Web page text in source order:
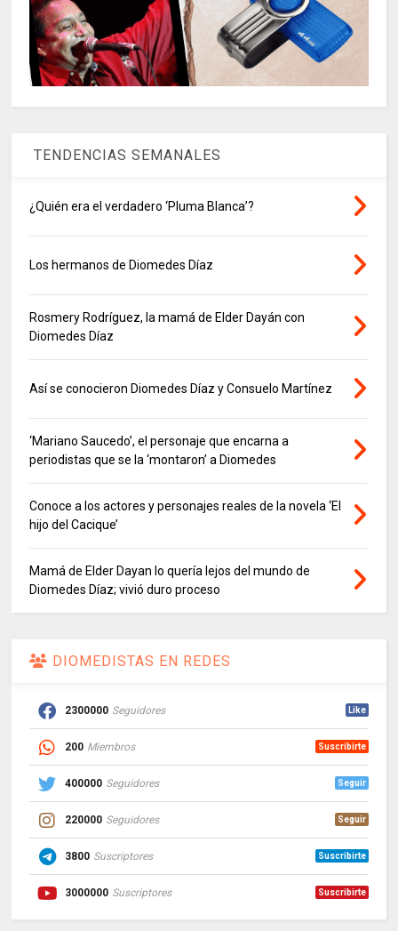
TENDENCIAS SEMANALES
¿Quién era el verdadero ‘Pluma Blanca’?
Los hermanos de Diomedes Díaz
Rosmery Rodríguez, la mamá de Elder Dayán con
Diomedes Díaz
Así se conocieron Diomedes Díaz y Consuelo Martínez
‘Mariano Saucedo’, el personaje que encarna a
periodistas que se la ‘montaron’ a Diomedes
Conoce a los actores y personajes reales de la novela ‘El
hijo del Cacique’
Mamá de Elder Dayan lo quería lejos del mundo de
Diomedes Díaz; vivió duro proceso
DIOMEDISTAS EN REDES
2300000 Seguidores Like
200 Miembros Suscribirte
400000 Seguidores Seguir
220000 Seguidores Seguir
3800 Suscriptores Suscribirte
3000000 Suscriptores Suscribirte